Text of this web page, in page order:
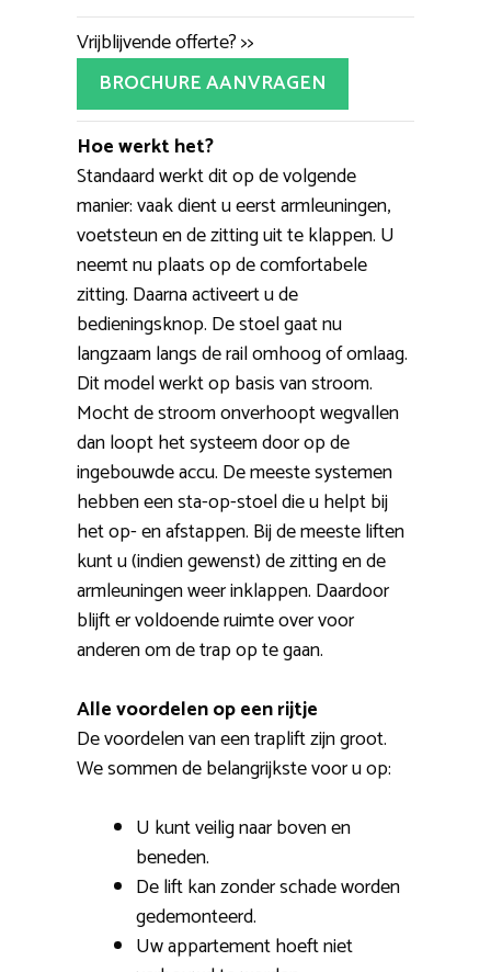
Vrijblijvende offerte? >>
BROCHURE AANVRAGEN
Hoe werkt het?
Standaard werkt dit op de volgende
manier: vaak dient u eerst armleuningen,
voetsteun en de zitting uit te klappen. U
neemt nu plaats op de comfortabele
zitting. Daarna activeert u de
bedieningsknop. De stoel gaat nu
langzaam langs de rail omhoog of omlaag.
Dit model werkt op basis van stroom.
Mocht de stroom onverhoopt wegvallen
dan loopt het systeem door op de
ingebouwde accu. De meeste systemen
hebben een sta-op-stoel die u helpt bij
het op- en afstappen. Bij de meeste liften
kunt u (indien gewenst) de zitting en de
armleuningen weer inklappen. Daardoor
blijft er voldoende ruimte over voor
anderen om de trap op te gaan.
Alle voordelen op een rijtje
De voordelen van een traplift zijn groot.
We sommen de belangrijkste voor u op:
U kunt veilig naar boven en
beneden.
De lift kan zonder schade worden
gedemonteerd.
Uw appartement hoeft niet